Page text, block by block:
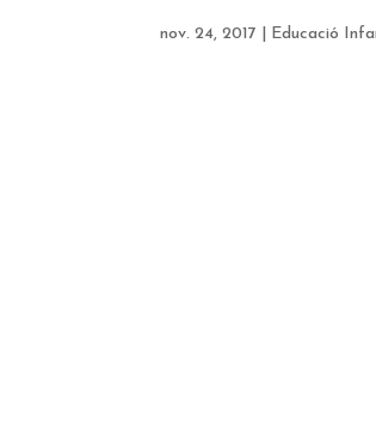
nov. 24, 2017 Educació